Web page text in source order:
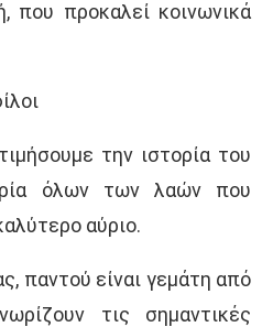
που προκαλεί κοινωνικά
την ιστορία του
όλων των λαών που
αύριο.
παντού είναι γεμάτη από
τις σημαντικές